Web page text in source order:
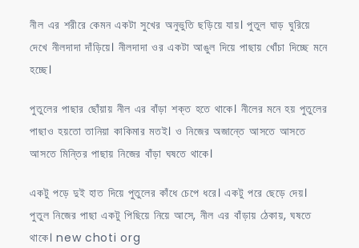
নীল এর শরীরে কেমন একটা সুখের অনুভুতি ছড়িয়ে যায়। পুতুল ঘাড় ঘুরিয়ে
দেখে নীলদাদা দাঁড়িয়ে। নীলদাদা ওর একটা আঙুল দিয়ে পাছায় খোঁচা দিচ্ছে মনে
হচ্ছে।
পুতুলের পাছার ছোঁয়ায় নীল এর বাঁড়া শক্ত হতে থাকে। নীলের মনে হয় পুতুলের
পাছাও হয়তো তানিয়া কাকিমার মতই। ও নিজের অজান্তে আসতে আসতে
আসতে মিন্তির পাছায় নিজের বাঁড়া ঘষতে থাকে।
একটু পড়ে দুই হাত দিয়ে পুতুলের কাঁধে চেপে ধরে। একটু পরে ছেড়ে দেয়।
পুতুল নিজের পাছা একটু পিছিয়ে নিয়ে আসে, নীল এর বাঁড়ায় ঠেকায়, ঘষতে
থাকে। new choti org